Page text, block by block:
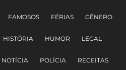
FAMOSOS FÉRIAS GÊNERO
HISTÓRIA HUMOR LEGAL
NOTÍCIA POLÍCIA RECEITAS